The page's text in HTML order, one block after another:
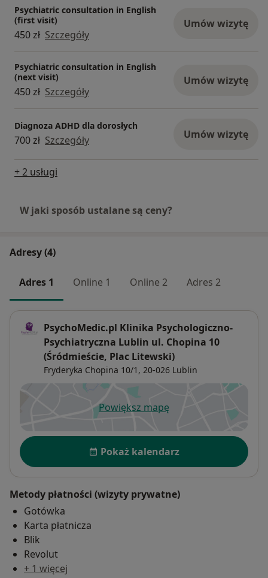
Psychiatric consultation in English
(first visit)
450 zł Szczegóły
Umów wizytę
Psychiatric consultation in English
(next visit)
450 zł Szczegóły
Umów wizytę
Diagnoza ADHD dla dorosłych
700 zł Szczegóły Umów wizytę
+ 2 usługi
W jaki sposób ustalane są ceny?
Adresy (4)
Adres 1 Online 1 Online 2 Adres 2
PsychoMedic.pl Klinika Psychologiczno-
Psychiatryczna Lublin ul. Chopina 10
(Śródmieście, Plac Litewski)
Fryderyka Chopina 10/1, 20-026 Lublin
Powiększ mapęotwiera się w nowej karcie
Dostępność
Pokaż kalendarz
Metody płatności (wizyty prywatne)
Gotówka
Karta płatnicza
Blik
Revolut
+ 1 więcej